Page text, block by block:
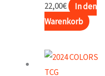
22,00€
In den
Warenkorb